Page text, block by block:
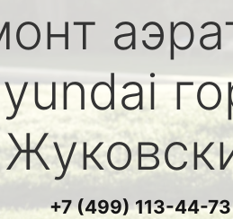
+7 (499) 113-44-73